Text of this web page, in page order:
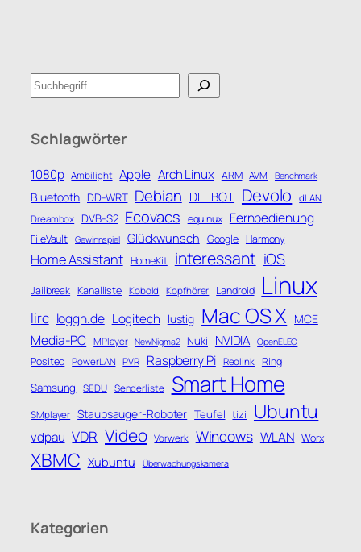
Suchen
Schlagwörter
1080p Ambilight Apple Arch Linux ARM AVM Benchmark
Bluetooth DD-WRT Debian DEEBOT Devolo
dLAN
Dreambox DVB-S2 Ecovacs equinux Fernbedienung
FileVault Gewinnspiel Glückwunsch Google Harmony
Home Assistant HomeKit interessant iOS
Jailbreak Kanalliste Kobold Kopfhörer Landroid Linux
lirc loggn.de Logitech lustig Mac OS X MCE
Media-PC MPlayer NewNigma2 Nuki NVIDIA OpenELEC
Positec PowerLAN PVR Raspberry Pi Reolink Ring
Samsung SEDU Senderliste Smart Home
SMplayer Staubsauger-Roboter Teufel tizi Ubuntu
vdpau VDR Video Vorwerk Windows WLAN Worx
XBMC Xubuntu Überwachungskamera
Kategorien